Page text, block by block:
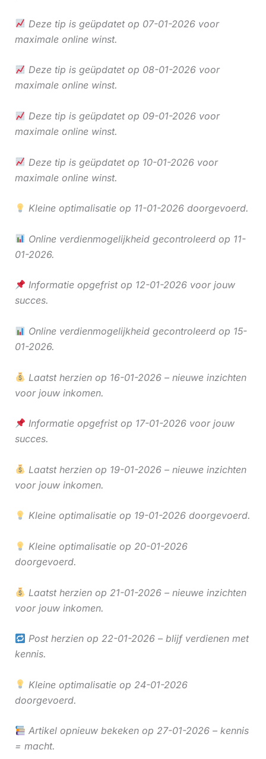
Deze tip is geüpdatet op 07-01-2026 voor
maximale online winst.
Deze tip is geüpdatet op 08-01-2026 voor
maximale online winst.
Deze tip is geüpdatet op 09-01-2026 voor
maximale online winst.
Deze tip is geüpdatet op 10-01-2026 voor
maximale online winst.
Kleine optimalisatie op 11-01-2026 doorgevoerd.
Online verdienmogelijkheid gecontroleerd op 11-
01-2026.
Informatie opgefrist op 12-01-2026 voor jouw
succes.
Online verdienmogelijkheid gecontroleerd op 15-
01-2026.
Laatst herzien op 16-01-2026 – nieuwe inzichten
voor jouw inkomen.
Informatie opgefrist op 17-01-2026 voor jouw
succes.
Laatst herzien op 19-01-2026 – nieuwe inzichten
voor jouw inkomen.
Kleine optimalisatie op 19-01-2026 doorgevoerd.
Kleine optimalisatie op 20-01-2026
doorgevoerd.
Laatst herzien op 21-01-2026 – nieuwe inzichten
voor jouw inkomen.
Post herzien op 22-01-2026 – blijf verdienen met
kennis.
Kleine optimalisatie op 24-01-2026
doorgevoerd.
Artikel opnieuw bekeken op 27-01-2026 – kennis
= macht.